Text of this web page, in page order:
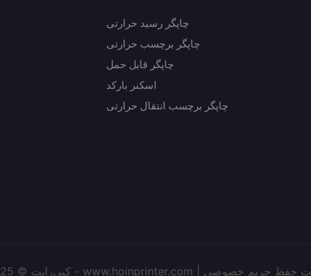
چاپگر رسید حرارتی
چاپگر برچسب حرارتی
چاپگر قابل حمل
اسکنر بارکد
چاپگر برچسب انتقال حرارتی
کپی‌رایت © 2025 شرکت فناوری الکترونیک شنژن هوین - www.hoinprinter.com | حفظ حریم خصوصی